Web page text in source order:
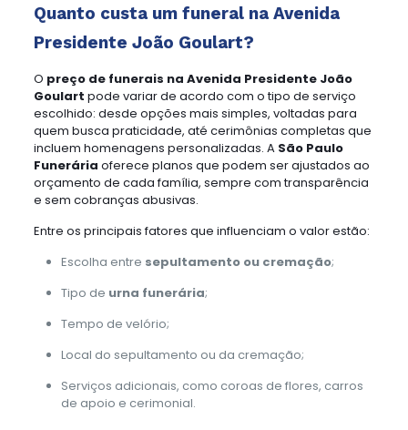
Quanto custa um funeral na Avenida
Presidente João Goulart?
O preço de funerais na Avenida Presidente João
Goulart pode variar de acordo com o tipo de serviço
escolhido: desde opções mais simples, voltadas para
quem busca praticidade, até cerimônias completas que
incluem homenagens personalizadas. A São Paulo
Funerária oferece planos que podem ser ajustados ao
orçamento de cada família, sempre com transparência
e sem cobranças abusivas.
Entre os principais fatores que influenciam o valor estão:
Escolha entre sepultamento ou cremação;
Tipo de urna funerária;
Tempo de velório;
Local do sepultamento ou da cremação;
Serviços adicionais, como coroas de flores, carros
de apoio e cerimonial.